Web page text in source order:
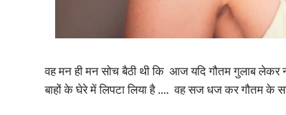
वह मन ही मन सोच बैठी थी कि आज यदि गौतम गुलाब लेकर
बाहों के घेरे में लिपटा लिया है …. वह सज धज कर गौतम के